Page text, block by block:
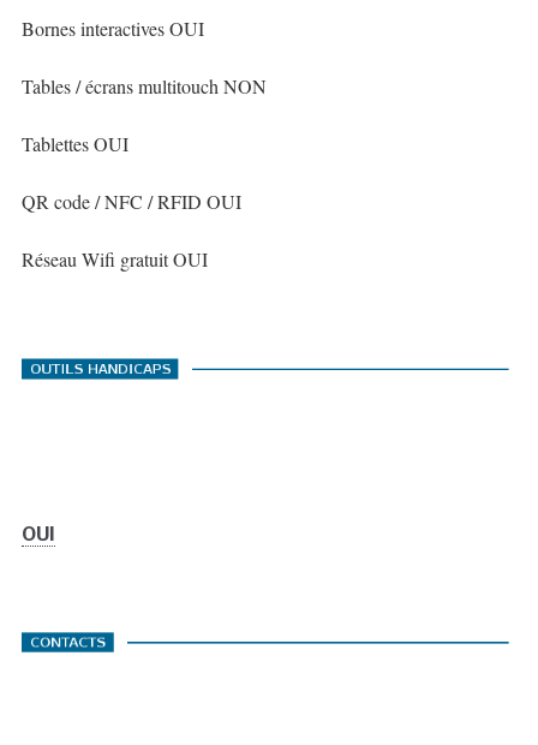
Bornes interactives OUI
Tables / écrans multitouch NON
Tablettes OUI
QR code / NFC / RFID OUI
Réseau Wifi gratuit OUI
OUI